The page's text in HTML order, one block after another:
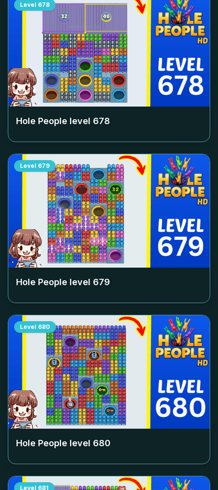
Level 678
Hole People level 678
Level 679
Hole People level 679
Level 680
Hole People level 680
Level 681